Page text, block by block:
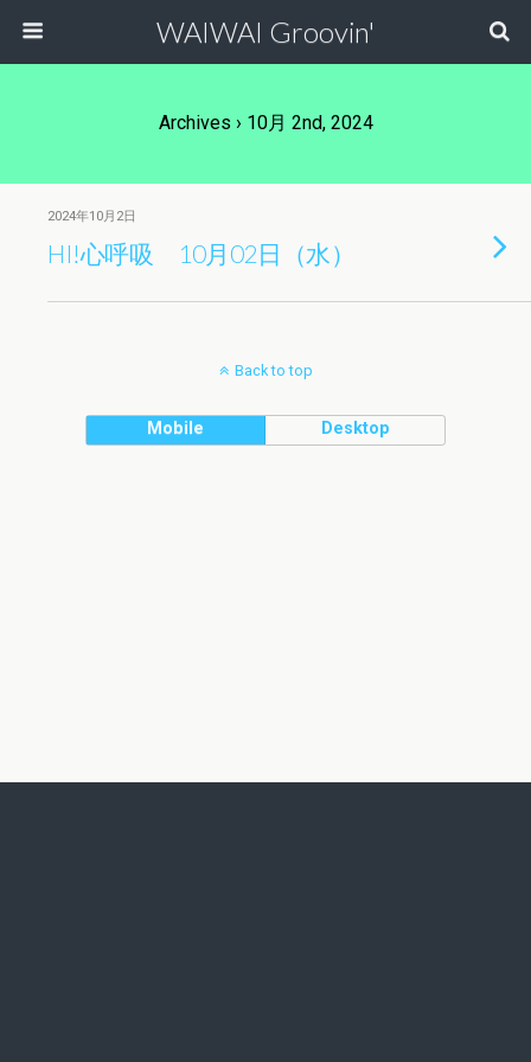
WAIWAI Groovin'
Archives › 10月 2nd, 2024
2024年10月2日
HI!心呼吸 10月02日（水）
Back to top
Mobile Desktop